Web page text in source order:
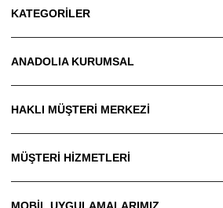
KATEGORİLER
ANADOLIA KURUMSAL
HAKLI MÜŞTERİ MERKEZİ
MÜŞTERİ HİZMETLERİ